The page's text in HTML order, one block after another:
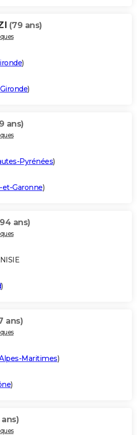
(79 ans)
)
Gironde)
ans)
Pyrénées)
et-Garonne)
ans)
)
ans)
Maritimes)
)
ans)